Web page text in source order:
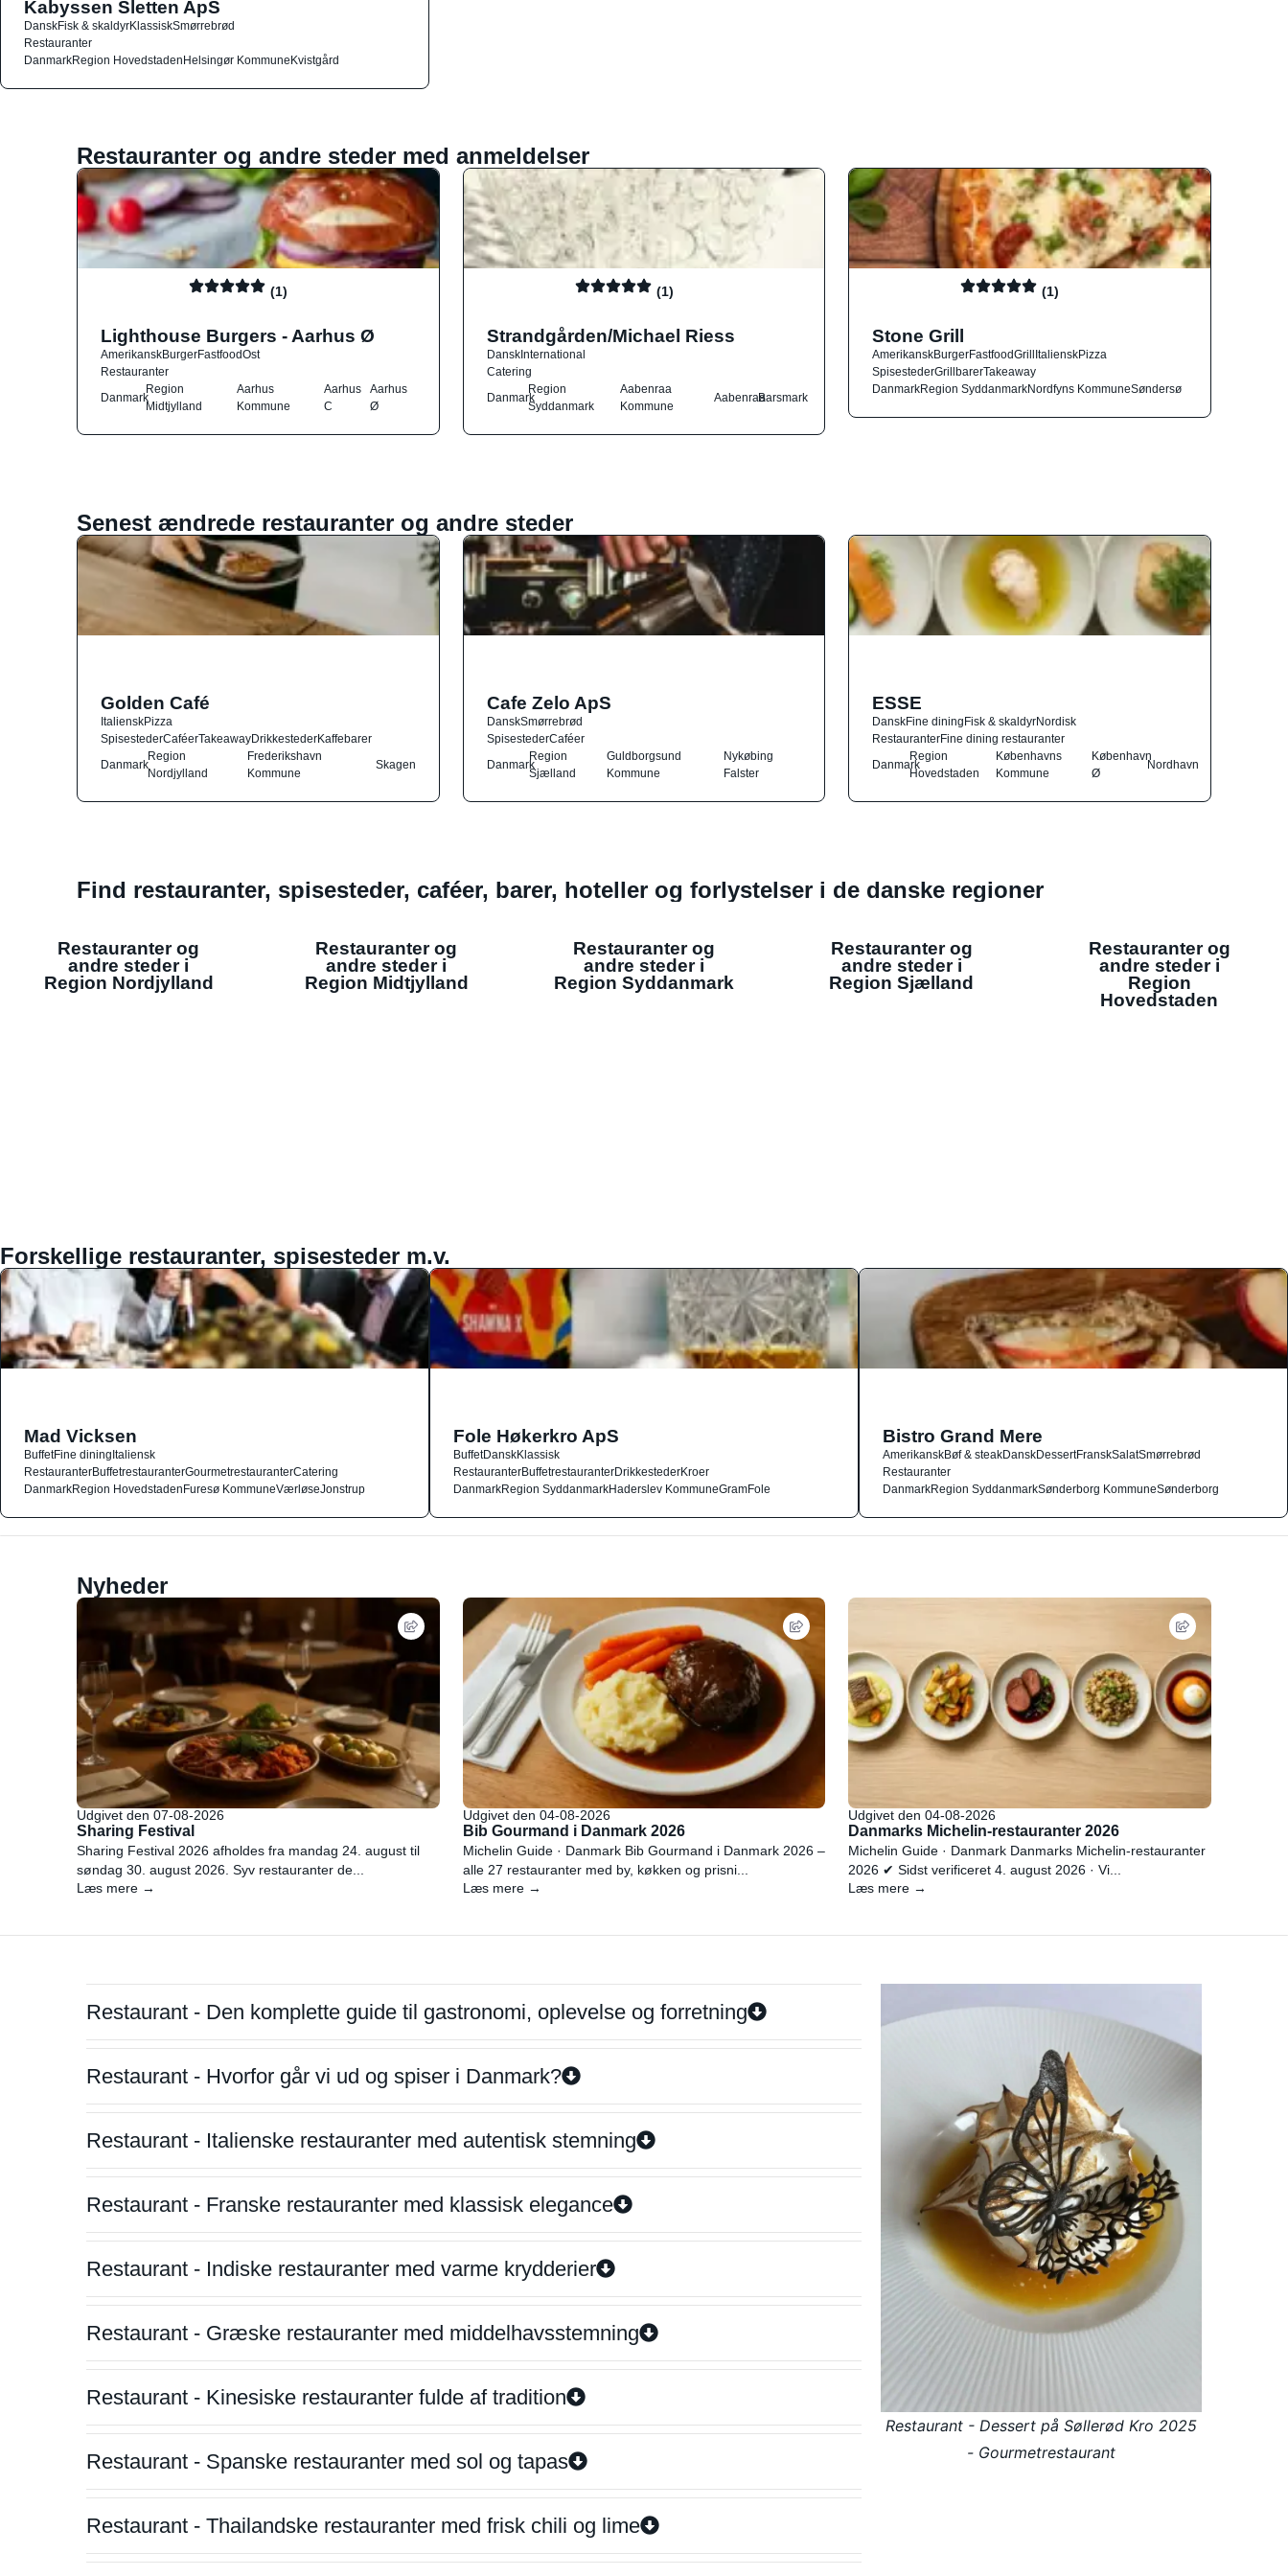
Kabyssen Sletten ApS
DanskFisk & skaldyrKlassiskSmørrebrød
Restauranter
DanmarkRegion HovedstadenHelsingør KommuneKvistgård
Restauranter og andre steder med anmeldelser
(1)
Lighthouse Burgers - Aarhus Ø
AmerikanskBurgerFastfoodOst
Restauranter
Danmark
Region
Midtjylland
Aarhus
Kommune
Aarhus
C
Aarhus
Ø
(1)
Strandgården/Michael Riess
DanskInternational
Catering
Danmark
Region
Syddanmark
Aabenraa
Kommune
AabenraaBarsmark
(1)
Stone Grill
AmerikanskBurgerFastfoodGrillItalienskPizza
SpisestederGrillbarerTakeaway
DanmarkRegion SyddanmarkNordfyns KommuneSøndersø
Senest ændrede restauranter og andre steder
Golden Café
ItalienskPizza
SpisestederCaféerTakeawayDrikkestederKaffebarer
Danmark
Region
Nordjylland
Frederikshavn
Kommune
Skagen
Cafe Zelo ApS
DanskSmørrebrød
SpisestederCaféer
Danmark
Region
Sjælland
Guldborgsund
Kommune
Nykøbing
Falster
ESSE
DanskFine diningFisk & skaldyrNordisk
RestauranterFine dining restauranter
Danmark
Region
Hovedstaden
Københavns
Kommune
København
Ø
Nordhavn
Find restauranter, spisesteder, caféer, barer, hoteller og forlystelser i de danske regioner
Restauranter og
andre steder i
Region Nordjylland
Restauranter og
andre steder i
Region Midtjylland
Restauranter og
andre steder i
Region Syddanmark
Restauranter og
andre steder i
Region Sjælland
Restauranter og
andre steder i
Region
Hovedstaden
Forskellige restauranter, spisesteder m.v.
Mad Vicksen
BuffetFine diningItaliensk
RestauranterBuffetrestauranterGourmetrestauranterCatering
DanmarkRegion HovedstadenFuresø KommuneVærløseJonstrup
Fole Høkerkro ApS
BuffetDanskKlassisk
RestauranterBuffetrestauranterDrikkestederKroer
DanmarkRegion SyddanmarkHaderslev KommuneGramFole
Bistro Grand Mere
AmerikanskBøf & steakDanskDessertFranskSalatSmørrebrød
Restauranter
DanmarkRegion SyddanmarkSønderborg KommuneSønderborg
Nyheder
Udgivet den 07-08-2026
Sharing Festival
Sharing Festival 2026 afholdes fra mandag 24. august til
søndag 30. august 2026. Syv restauranter de...
Læs mere →
Udgivet den 04-08-2026
Bib Gourmand i Danmark 2026
Michelin Guide · Danmark Bib Gourmand i Danmark 2026 –
alle 27 restauranter med by, køkken og prisni...
Læs mere →
Udgivet den 04-08-2026
Danmarks Michelin-restauranter 2026
Michelin Guide · Danmark Danmarks Michelin-restauranter
2026 ✔ Sidst verificeret 4. august 2026 · Vi...
Læs mere →
Restaurant - Den komplette guide til gastronomi, oplevelse og forretning
Restaurant - Hvorfor går vi ud og spiser i Danmark?
Restaurant - Italienske restauranter med autentisk stemning
Restaurant - Franske restauranter med klassisk elegance
Restaurant - Indiske restauranter med varme krydderier
Restaurant - Græske restauranter med middelhavsstemning
Restaurant - Kinesiske restauranter fulde af tradition
Restaurant - Spanske restauranter med sol og tapas
Restaurant - Thailandske restauranter med frisk chili og lime
Restaurant - Dessert på Søllerød Kro 2025
- Gourmetrestaurant